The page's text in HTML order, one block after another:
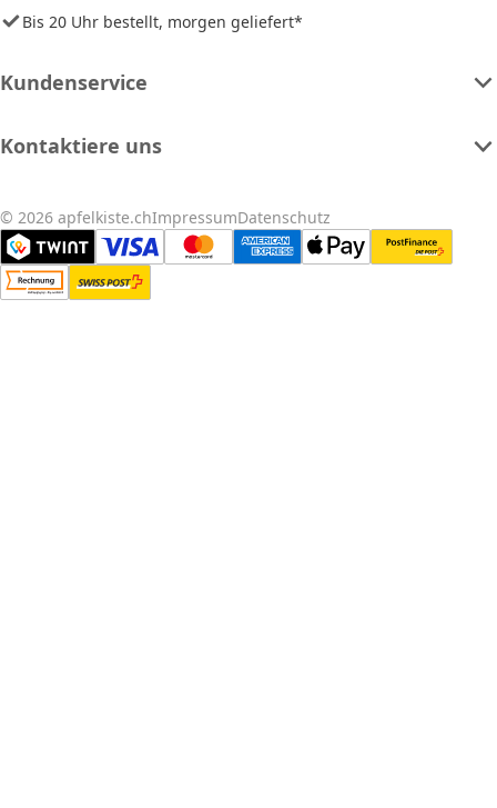
Bis 20 Uhr bestellt, morgen geliefert*
Kundenservice
Kontaktiere uns
© 2026 apfelkiste.chImpressumDatenschutz